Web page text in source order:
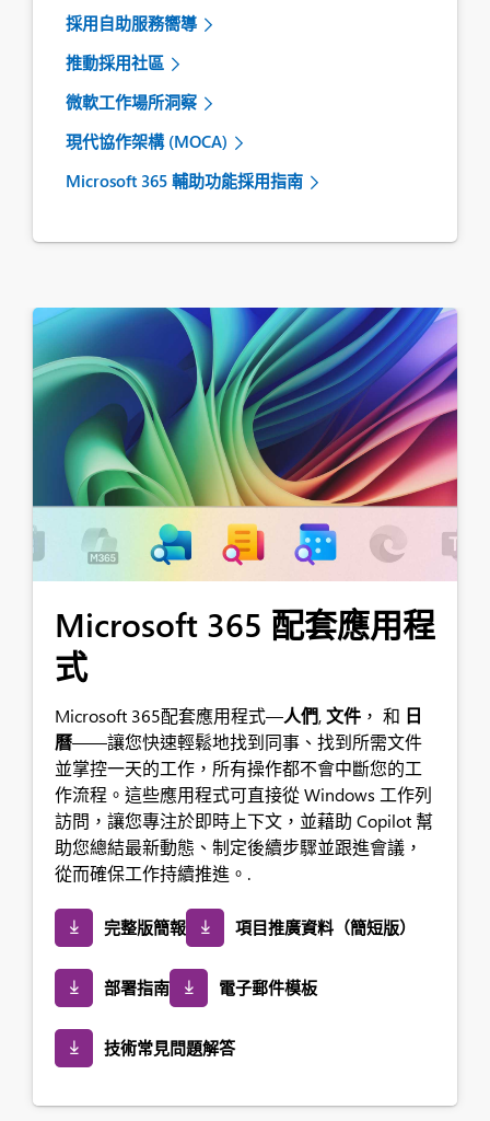
採用自助服務嚮導
推動採用社區
微軟工作場所洞察
現代協作架構 (MOCA)
Microsoft 365 輔助功能採用指南
Microsoft 365 配套應用程
式
Microsoft 365配套應用程式—人們,文件 ， 和 日
曆——讓您快速輕鬆地找到同事、找到所需文件
並掌控一天的工作，所有操作都不會中斷您的工
作流程。這些應用程式可直接從 Windows 工作列
訪問，讓您專注於即時上下文，並藉助 Copilot 幫
助您總結最新動態、制定後續步驟並跟進會議，
從而確保工作持續推進。.
完整版簡報 項目推廣資料（簡短版）
部署指南 電子郵件模板
技術常見問題解答